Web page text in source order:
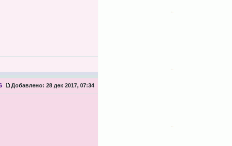
Добавлено: 28 дек 2017, 07:34